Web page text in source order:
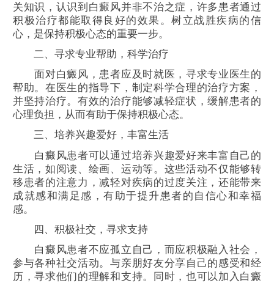
关知识，认识到白癜风并非不治之症，许多患者通过
积极治疗都能取得良好的效果。树立战胜疾病的信
心，是保持积极心态的重要一步。
二、寻求专业帮助，科学治疗
面对白癜风，患者应及时就医，寻求专业医生的
帮助。在医生的指导下，制定科学合理的治疗方案，
并坚持治疗。有效的治疗能够减轻症状，缓解患者的
心理负担，从而有助于保持积极心态。
三、培养兴趣爱好，丰富生活
白癜风患者可以通过培养兴趣爱好来丰富自己的
生活，如阅读、绘画、运动等。这些活动不仅能够转
移患者的注意力，减轻对疾病的过度关注，还能带来
成就感和满足感，有助于提升患者的自信心和幸福
感。
四、积极社交，寻求支持
白癜风患者不应孤立自己，而应积极融入社会，
参与各种社交活动。与亲朋好友分享自己的感受和经
历，寻求他们的理解和支持。同时，也可以加入白癜